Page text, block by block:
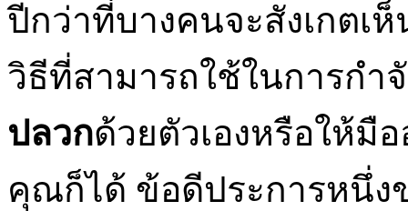
ปีกว่าที่บางคนจะสังเกตเ
วิธีที่สามารถใช้ในการก
ปลวกด้วยตัวเองหรือให้มื
คุณก็ได้ ข้อดีประการหนึ่ง